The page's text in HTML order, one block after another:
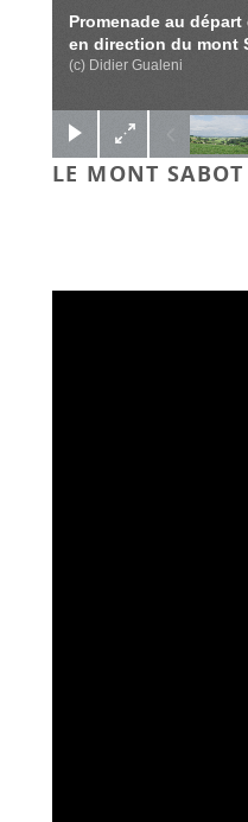
Promenade au
en direction du mont
(c) Didier Gualeni
LE MONT